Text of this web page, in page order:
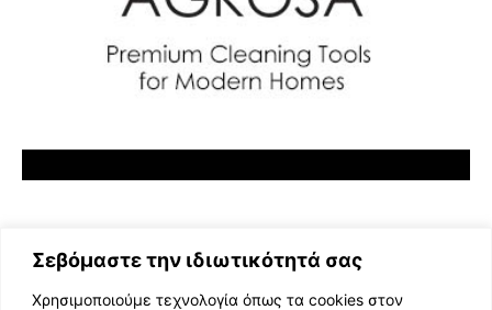
Σεβόμαστε την ιδιωτικότητά σας
Χρησιμοποιούμε τεχνολογία όπως τα cookies στον